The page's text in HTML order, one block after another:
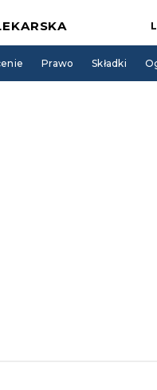
Prawo Składki